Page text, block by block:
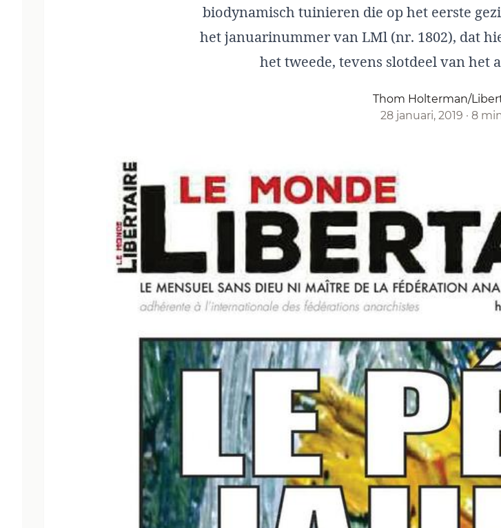
biodynamisch tuinieren die op het eerste
het januarinummer van LMl (nr. 1802), dat
het tweede, tevens slotdeel van het
Thom Holterman/
28 januari, 2019 · 8